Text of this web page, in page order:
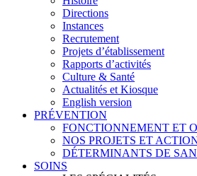
Directions
Instances
Recrutement
Projets d’établissement
Rapports d’activités
Culture & Santé
Actualités et Kiosque
English version
PRÉVENTION
FONCTIONNEMENT ET
NOS PROJETS ET
DÉTERMINANTS DE
SOINS